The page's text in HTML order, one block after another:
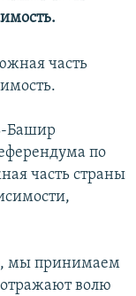
часть
Башир
по
часть страны
мы принимаем
волю